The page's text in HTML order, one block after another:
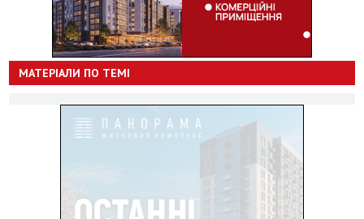
МАТЕРІАЛИ ПО ТЕМІ